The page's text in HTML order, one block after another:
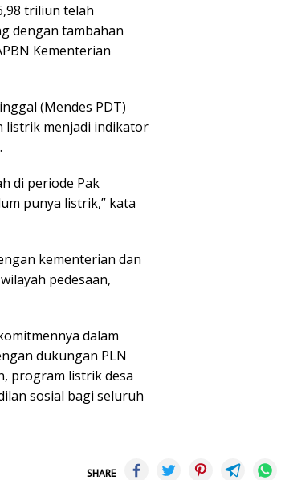
triliun telah
dengan tambahan
Kementerian
(Mendes PDT)
listrik menjadi indikator
di periode Pak
punya listrik,” kata
kementerian dan
pedesaan,
dalam
dukungan PLN
program listrik desa
sosial bagi seluruh
SHARE